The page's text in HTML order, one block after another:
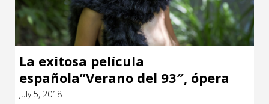
La exitosa película
española”Verano del 93″, ópera
prima de Carla Simón llega a las
July 5, 2018